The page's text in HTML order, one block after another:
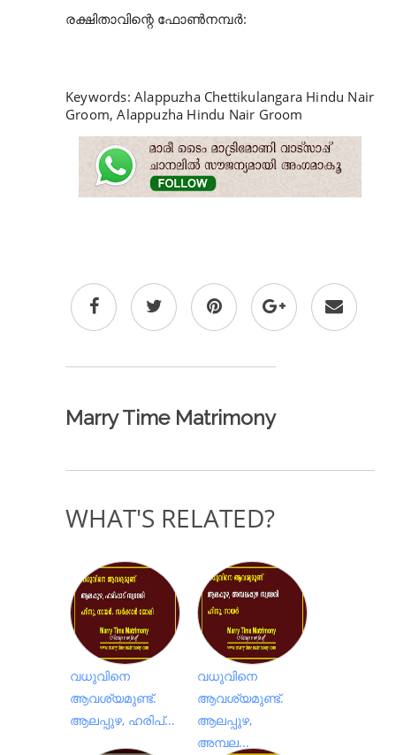
രക്ഷിതാവിന്റെ ഫോൺനമ്പർ:
Keywords: Alappuzha Chettikulangara Hindu Nair
Groom, Alappuzha Hindu Nair Groom
Marry Time Matrimony
WHAT'S RELATED?
വധുവിനെ
ആവശ്യമുണ്ട്.
ആലപ്പുഴ, ഹരിപ്...
വധുവിനെ
ആവശ്യമുണ്ട്.
ആലപ്പുഴ,
അമ്പല...